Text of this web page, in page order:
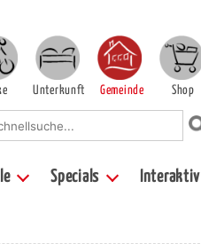
Unterkunft Gemeinde Shop
Specials Interaktiv